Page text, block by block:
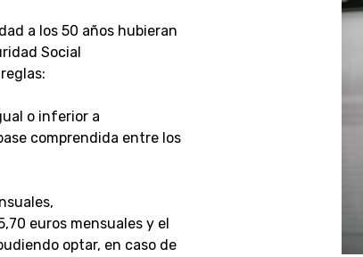
a los 50 años hubieran
Social
o inferior a
comprendida entre los
euros mensuales y el
optar, en caso de